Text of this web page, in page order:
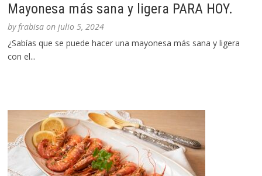
Mayonesa más sana y ligera PARA HOY.
byfrabisa onjulio 5, 2024
¿Sabías que se puede hacer una mayonesa más sana y ligera
con el...